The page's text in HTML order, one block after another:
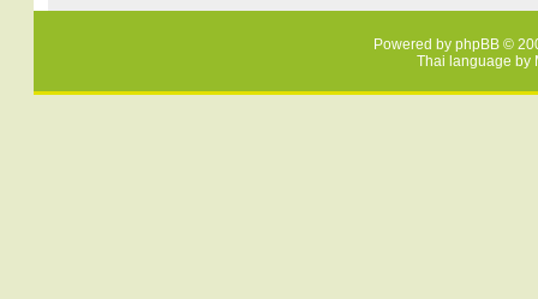
Powered by phpBB ©
Thai language by